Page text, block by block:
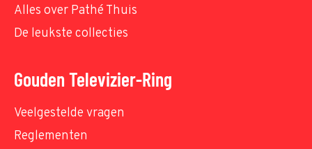
Alles over Pathé Thuis
De leukste collecties
Gouden Televizier-Ring
Veelgestelde vragen
Reglementen